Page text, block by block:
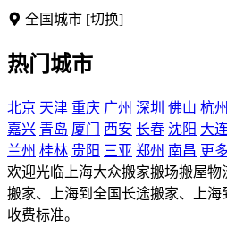
全国城市 [切换]
热门城市
北京 天津 重庆 广州 深圳 佛山 杭州
嘉兴 青岛 厦门 西安 长春 沈阳 大连
兰州 桂林 贵阳 三亚 郑州 南昌 更
欢迎光临上海大众搬家搬场搬屋
搬家、上海到全国长途搬家、上
收费标准。